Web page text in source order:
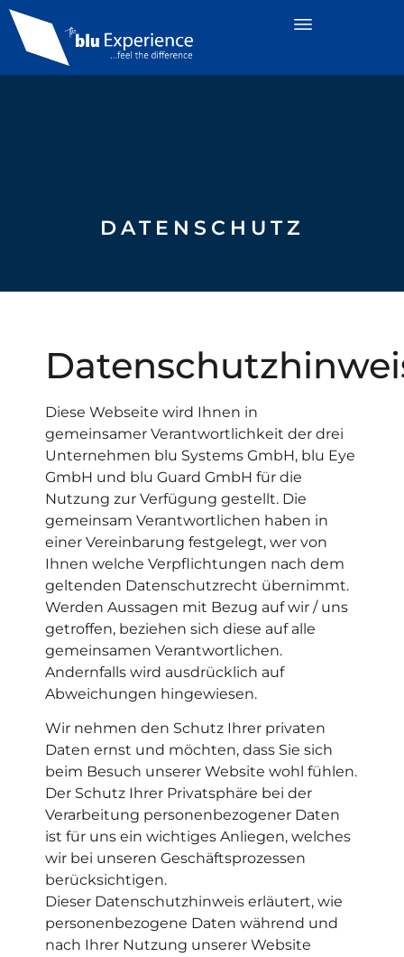
DATENSCHUTZ
Diese Webseite wird Ihnen in
gemeinsamer Verantwortlichkeit der drei
Unternehmen blu Systems GmbH, blu Eye
GmbH und blu Guard GmbH für die
Nutzung zur Verfügung gestellt. Die
gemeinsam Verantwortlichen haben in
einer Vereinbarung festgelegt, wer von
Ihnen welche Verpflichtungen nach dem
geltenden Datenschutzrecht übernimmt.
Werden Aussagen mit Bezug auf wir / uns
getroffen, beziehen sich diese auf alle
gemeinsamen Verantwortlichen.
Andernfalls wird ausdrücklich auf
Abweichungen hingewiesen.
Wir nehmen den Schutz Ihrer privaten
Daten ernst und möchten, dass Sie sich
beim Besuch unserer Website wohl fühlen.
Der Schutz Ihrer Privatsphäre bei der
Verarbeitung personenbezogener Daten
ist für uns ein wichtiges Anliegen, welches
wir bei unseren Geschäftsprozessen
berücksichtigen.
Dieser Datenschutzhinweis erläutert, wie
personenbezogene Daten während und
nach Ihrer Nutzung unserer Website